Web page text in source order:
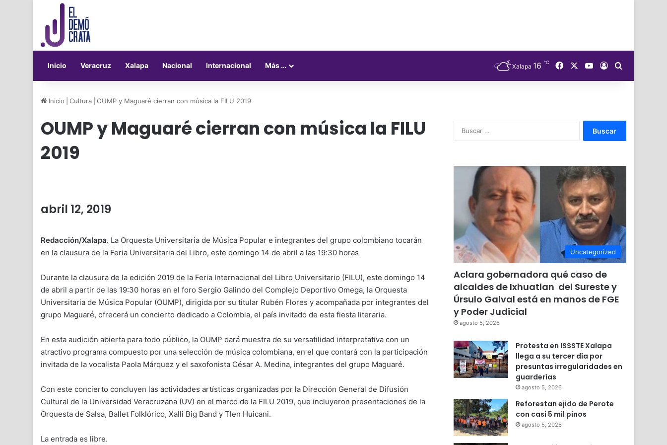
Inicio Veracruz Xalapa Nacional Internacional Más … Xalapa 16 ℃ FacebookYouTube
Acceso
Inicio Cultura OUMP y Maguaré cierran con música la FILU 2019
OUMP y Maguaré cierran con música la FILU
2019
abril 12, 2019
Redacción/Xalapa. La Orquesta Universitaria de Música Popular e integrantes del grupo colombiano tocarán
en la clausura de la Feria Universitaria del Libro, este domingo 14 de abril a las 19:30 horas
Durante la clausura de la edición 2019 de la Feria Internacional del Libro Universitario (FILU), este domingo 14
de abril a partir de las 19:30 horas en el foro Sergio Galindo del Complejo Deportivo Omega, la Orquesta
Universitaria de Música Popular (OUMP), dirigida por su titular Rubén Flores y acompañada por integrantes del
grupo Maguaré, ofrecerá un concierto dedicado a Colombia, el país invitado de esta fiesta literaria.
En esta audición abierta para todo público, la OUMP dará muestra de su versatilidad interpretativa con un
atractivo programa compuesto por una selección de música colombiana, en el que contará con la participación
invitada de la vocalista Paola Márquez y el saxofonista César A. Medina, integrantes del grupo Maguaré.
Con este concierto concluyen las actividades artísticas organizadas por la Dirección General de Difusión
Cultural de la Universidad Veracruzana (UV) en el marco de la FILU 2019, que incluyeron presentaciones de la
Orquesta de Salsa, Ballet Folklórico, Xalli Big Band y Tlen Huicani.
La entrada es libre.
Uncategorized
Aclara gobernadora qué caso de
alcaldes de Ixhuatlan del Sureste y
Úrsulo Galval está en manos de FGE
y Poder Judicial
agosto 5, 2026
Protesta en ISSSTE Xalapa
llega a su tercer día por
presuntas irregularidades en
guarderías
agosto 5, 2026
Reforestan ejido de Perote
con casi 5 mil pinos
agosto 5, 2026